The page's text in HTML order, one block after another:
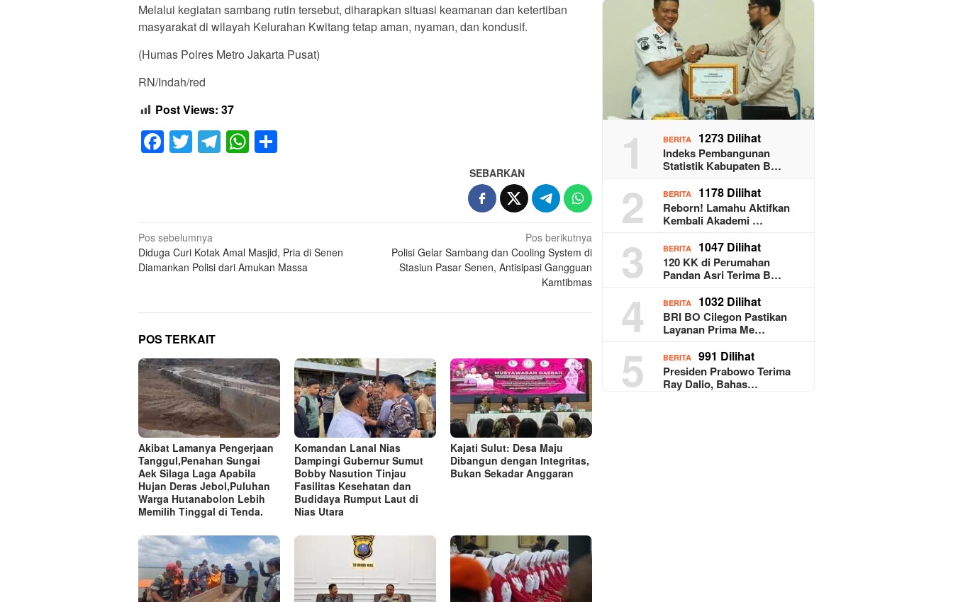
Melalui kegiatan sambang rutin tersebut, diharapkan situasi keamanan dan ketertiban
masyarakat di wilayah Kelurahan Kwitang tetap aman, nyaman, dan kondusif.
(Humas Polres Metro Jakarta Pusat)
RN/Indah/red
Post Views: 37
Facebook
Twitter
Telegram
WhatsApp
SEBARKAN
Navigasi
pos
Pos sebelumnya
Diduga Curi Kotak Amal Masjid, Pria di Senen
Diamankan Polisi dari Amukan Massa
Pos berikutnya
Polisi Gelar Sambang dan Cooling System di
Stasiun Pasar Senen, Antisipasi Gangguan
Kamtibmas
POS TERKAIT
Akibat Lamanya Pengerjaan
Tanggul,Penahan Sungai
Aek Silaga Laga Apabila
Hujan Deras Jebol,Puluhan
Warga Hutanabolon Lebih
Memilih Tinggal di Tenda.
Komandan Lanal Nias
Dampingi Gubernur Sumut
Bobby Nasution Tinjau
Fasilitas Kesehatan dan
Budidaya Rumput Laut di
Nias Utara
Kajati Sulut: Desa Maju
Dibangun dengan Integritas,
Bukan Sekadar Anggaran
1 BERITA 1273 Dilihat
Indeks Pembangunan
Statistik Kabupaten B…
2 BERITA 1178 Dilihat
Reborn! Lamahu Aktifkan
Kembali Akademi …
3 BERITA 1047 Dilihat
120 KK di Perumahan
Pandan Asri Terima B…
4 BERITA 1032 Dilihat
BRI BO Cilegon Pastikan
Layanan Prima Me…
5 BERITA 991 Dilihat
Presiden Prabowo Terima
Ray Dalio, Bahas…